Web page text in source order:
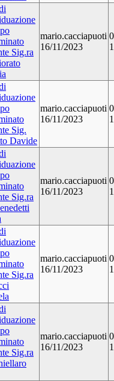
Sig.ra
mario.cacciapuoti
16/11/2023
Sig.
Davide
mario.cacciapuoti
16/11/2023
Sig.ra
mario.cacciapuoti
16/11/2023
Sig.ra
mario.cacciapuoti
16/11/2023
Sig.ra
mario.cacciapuoti
16/11/2023